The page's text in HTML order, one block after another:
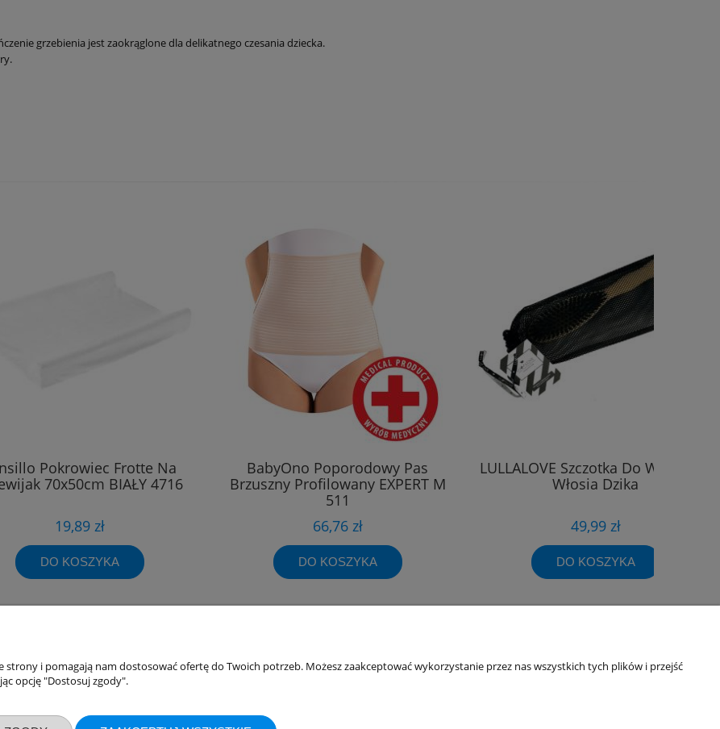
grzebienia jest zaokrąglone dla delikatnego czesania dziecka.
Pokrowiec Frotte Na
70x50cm BIAŁY 4716
19,89 zł
DO KOSZYKA
BabyOno Poporodowy Pas
Brzuszny Profilowany EXPERT M
511
66,76 zł
DO KOSZYKA
LULLALOVE Szczotka Do Włosów Z
Włosia Dzika
49,99 zł
DO KOSZYKA
Moje konto
Ustawienia konta
Informacje o sklepie
i pomagają nam dostosować ofertę do Twoich potrzeb. Możesz zaakceptować wykorzystanie przez nas wszystkich tych plików i przejść
opcję "Dostosuj zgody".